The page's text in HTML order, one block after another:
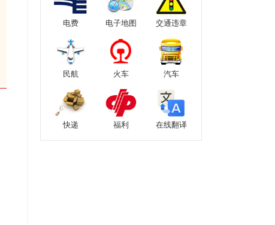
电费 电子地图 交通违章
民航 火车 汽车
快递 福利 在线翻译